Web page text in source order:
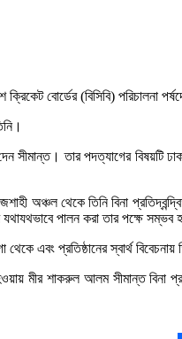
বোর্ডের (বিসিবি) পরিচালনা
সীমান্ত। তার পদত্যাগের বিষয়টি
অঞ্চল থেকে তিনি বিনা
যথাযথভাবে পালন করা তার পক্ষে সম্ভব
এবং প্রতিষ্ঠানের স্বার্থ
মীর শাকরুল আলম সীমান্ত বিনা